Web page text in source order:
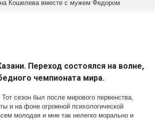
Кошелева вместе с мужем Федором
Переход состоялся на волне,
чемпионата мира.
сезон был после мирового первенства,
и на фоне огромной психологической
молодая и мне так нелегко морально и